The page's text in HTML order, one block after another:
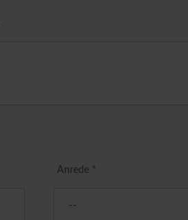
Anrede *